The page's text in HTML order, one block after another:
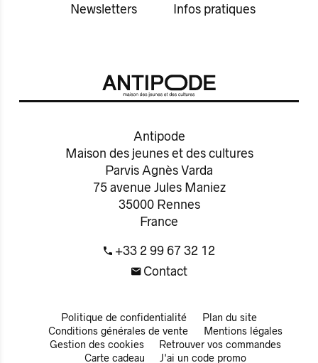
Newsletters Infos pratiques
Antipode
Maison des jeunes et des cultures
Parvis Agnès Varda
75 avenue Jules Maniez
35000 Rennes
France
+33 2 99 67 32 12
Contact
Politique de confidentialité
Plan du site
Conditions générales de vente
Mentions légales
Gestion des cookies
Retrouver vos commandes
Carte cadeau
J'ai un code promo